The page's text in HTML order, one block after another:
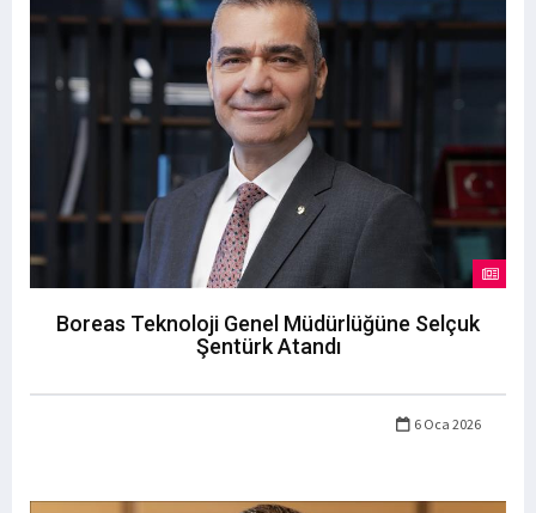
Boreas Teknoloji Genel Müdürlüğüne Selçuk
Şentürk Atandı
6 Oca 2026